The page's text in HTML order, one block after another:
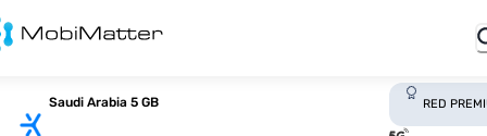
Saudi Arabia 5 GB RED